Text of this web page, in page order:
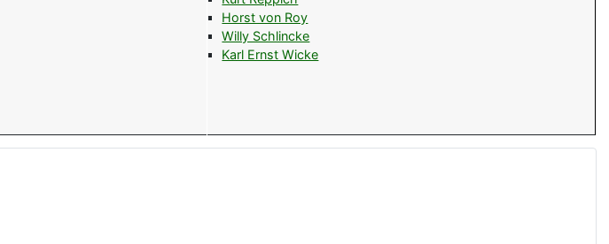
Horst von Roy
Willy Schlincke
Karl Ernst Wicke